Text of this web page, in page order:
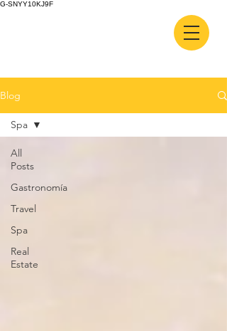
G-SNYY10KJ9F
Blog
All
Posts
Gastronomía
Travel
Spa
Real
Estate
Spa